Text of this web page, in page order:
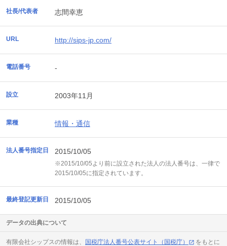
社長/代表者 志間幸恵
URL http://sips-jp.com/
電話番号 -
設立 2003年11月
業種 情報・通信
法人番号指定日 2015/10/05
※2015/10/05より前に設立された法人の法人番号は、一律で
2015/10/05に指定されています。
最終登記更新日 2015/10/05
データの出典について
有限会社シップスの情報は、 国税庁法人番号公表サイト（国税庁）
をもとに